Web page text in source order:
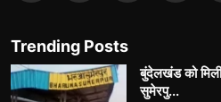
Trending Posts
बुंदेलखंड को
सुमेरपु...